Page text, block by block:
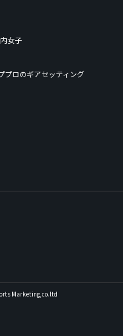
女子
プロのギアセッティング
Marketing,co.ltd